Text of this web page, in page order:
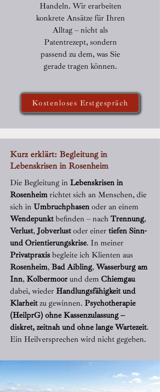
Handeln. Wir erarbeiten
konkrete Ansätze für Ihren
Alltag – nicht als
Patentrezept, sondern
passend zu dem, was Sie
gerade tragen können.
Kostenloses Erstgespräch
Kurz erklärt: Begleitung in
Lebenskrisen in Rosenheim
Die Begleitung in Lebenskrisen in
Rosenheim richtet sich an Menschen, die
sich in Umbruchphasen oder an einem
Wendepunktbefinden – nach Trennung,
Verlust,Jobverlustoder einer tiefen Sinn-
und Orientierungskrise. In meiner
Privatpraxis begleite ich Klienten aus
Rosenheim, Bad Aibling, Wasserburg am
Inn, Kolbermoor und dem Chiemgau
dabei, wieder Handlungsfähigkeit und
Klarheitzu gewinnen. Psychotherapie
(HeilprG) ohne Kassenzulassung –
diskret, zeitnah und ohne lange Wartezeit.
Ein Heilversprechen wird nicht gegeben.